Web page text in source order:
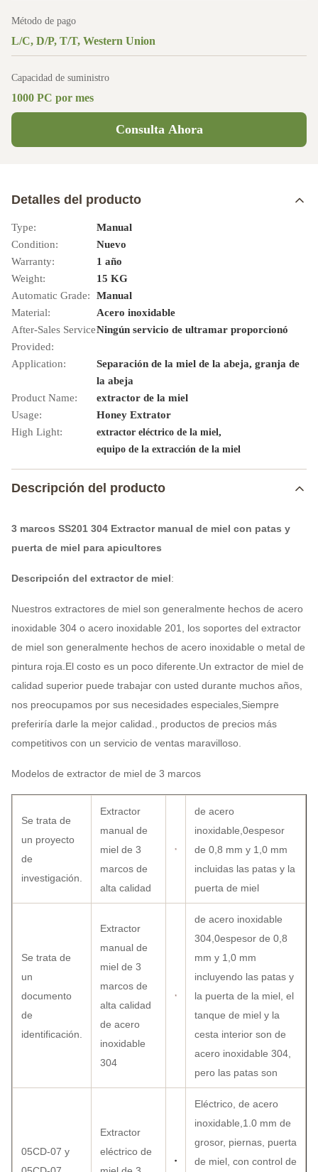
Método de pago
L/C, D/P, T/T, Western Union
Capacidad de suministro
1000 PC por mes
Consulta Ahora
Detalles del producto
Type:
Manual
Condition:
Nuevo
Warranty:
1 año
Weight:
15 KG
Automatic Grade:
Manual
Material:
Acero inoxidable
After-Sales Service
Provided:
Ningún servicio de ultramar proporcionó
Application:
Separación de la miel de la abeja, granja de
la abeja
Product Name:
extractor de la miel
Usage:
Honey Extrator
High Light:
extractor eléctrico de la miel,
equipo de la extracción de la miel
Descripción del producto
3 marcos SS201 304 Extractor manual de miel con patas y
puerta de miel para apicultores
Descripción del extractor de miel:
Nuestros extractores de miel son generalmente hechos de acero
inoxidable 304 o acero inoxidable 201, los soportes del extractor
de miel son generalmente hechos de acero inoxidable o metal de
pintura roja.El costo es un poco diferente.Un extractor de miel de
calidad superior puede trabajar con usted durante muchos años,
nos preocupamos por sus necesidades especiales,Siempre
preferiría darle la mejor calidad., productos de precios más
competitivos con un servicio de ventas maravilloso.
Modelos de extractor de miel de 3 marcos
Se trata de
un proyecto
de
investigación.
Extractor
manual de
miel de 3
marcos de
alta calidad
de acero
inoxidable,0espesor
de 0,8 mm y 1,0 mm
incluidas las patas y la
puerta de miel
Se trata de
un
documento
de
identificación.
Extractor
manual de
miel de 3
marcos de
alta calidad
de acero
inoxidable
304
de acero inoxidable
304,0espesor de 0,8
mm y 1,0 mm
incluyendo las patas y
la puerta de la miel, el
tanque de miel y la
cesta interior son de
acero inoxidable 304,
pero las patas son
05CD-07 y
Extractor
eléctrico de
Eléctrico, de acero
inoxidable,1.0 mm de
grosor, piernas, puerta
de miel, con control de